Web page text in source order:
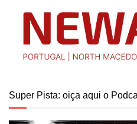
Super Pista: oiça aqui o